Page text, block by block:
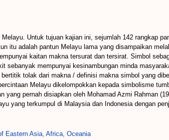
Untuk tujuan kajian ini, sejumlah 142 rangkap
itu adalah pantun Melayu lama yang disampaikan
kaitan makna tersurat dan tersirat. Simbol
mempunyai kesinambungan minda
tolak dari makna / definisi makna simbol yang
Melayu dikelompokkan kepada simbolisme
pernah disiapkan oleh Mohamad Azmi Rahman
yang terkumpul di Malaysia dan Indonesia dengan
Eastern Asia, Africa, Oceania